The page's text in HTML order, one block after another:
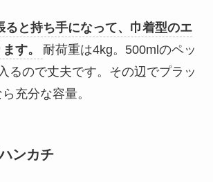
ると持ち手になって、巾着型のエ
す。
耐荷重は4kg。500mlのペッ
るので丈夫です。その辺でプラッ
充分な容量。
ンカチ